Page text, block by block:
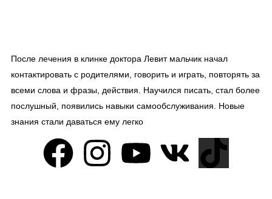
После лечения в клинке доктора Левит мальчик начал
контактировать с родителями, говорить и играть, повторять за
всеми слова и фразы, действия. Научился писать, стал более
послушный, появились навыки самообслуживания. Новые
знания стали даваться ему легко